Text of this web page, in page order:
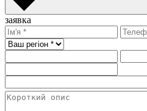
заявка